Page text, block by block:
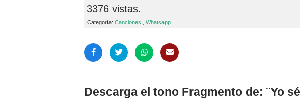
3376 vistas.
Categoría: Canciones Whatsapp
Descarga el tono Fragmento de: ¨Yo